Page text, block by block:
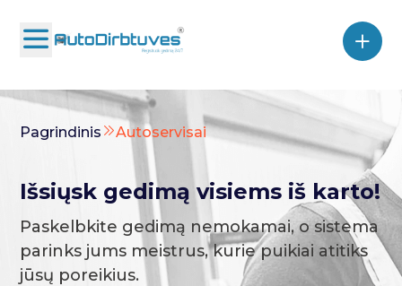
Pagrindinis Autoservisai
Išsiųsk gedimą visiems iš karto!
Paskelbkite gedimą nemokamai, o sistema
parinks jums meistrus, kurie puikiai atitiks
jūsų poreikius.